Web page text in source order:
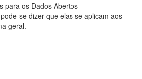
para os Dados Abertos
se dizer que elas se aplicam aos
geral.